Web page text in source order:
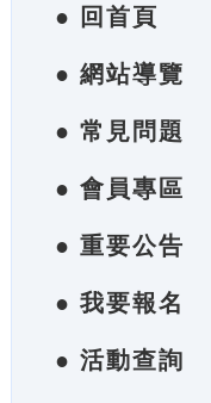
● 回首頁
● 網站導覽
● 常見問題
● 會員專區
● 重要公告
● 我要報名
● 活動查詢